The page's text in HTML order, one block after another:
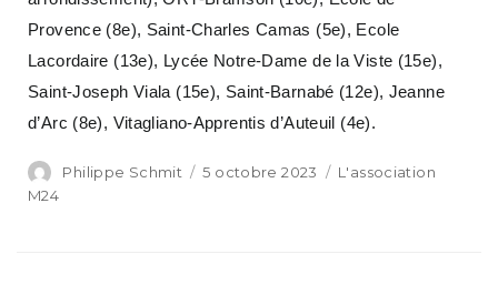
Provence (8e), Saint-Charles Camas (5e), Ecole
Lacordaire (13e), Lycée Notre-Dame de la Viste (15e),
Saint-Joseph Viala (15e), Saint-Barnabé (12e), Jeanne
d’Arc (8e), Vitagliano-Apprentis d’Auteuil (4e).
Philippe Schmit 5 octobre 2023
L'association
M24